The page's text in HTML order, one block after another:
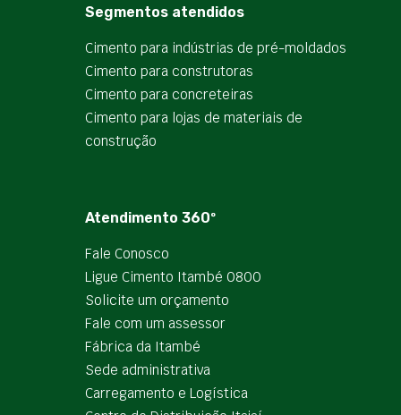
Segmentos atendidos
Cimento para indústrias de pré-moldados
Cimento para construtoras
Cimento para concreteiras
Cimento para lojas de materiais de
construção
Atendimento 360º
Fale Conosco
Ligue Cimento Itambé 0800
Solicite um orçamento
Fale com um assessor
Fábrica da Itambé
Sede administrativa
Carregamento e Logística